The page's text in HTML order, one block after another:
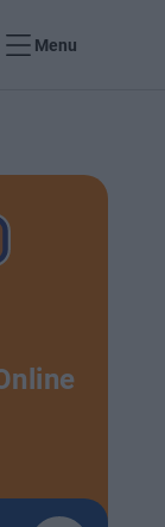
Menu